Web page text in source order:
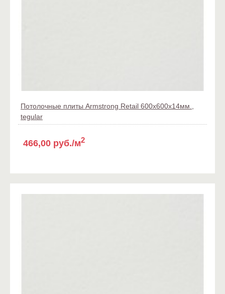
Потолочные плиты Armstrong Retail 600x600x14мм.,
tegular
466,00 руб./м2